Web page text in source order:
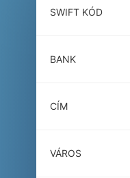
SWIFT KÓD
BANK
CÍM
VÁROS